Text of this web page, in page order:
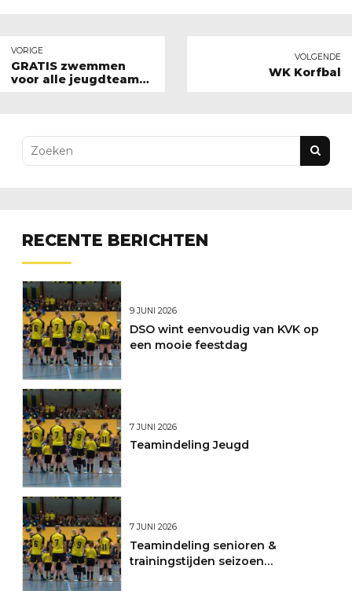
VORIGE
GRATIS zwemmen
voor alle jeugdteams
VOLGENDE
WK Korfbal
RECENTE BERICHTEN
9 JUNI 2026
DSO wint eenvoudig van KVK op
een mooie feestdag
7 JUNI 2026
Teamindeling Jeugd
7 JUNI 2026
Teamindeling senioren &
trainingstijden seizoen